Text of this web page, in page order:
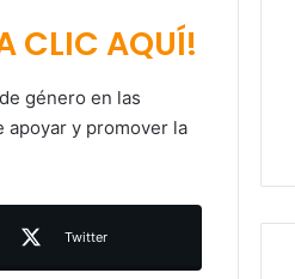
AQUÍ!
género en las
apoyar y promover la
Twitter
destaca impacto del
desnivel en la
Estado